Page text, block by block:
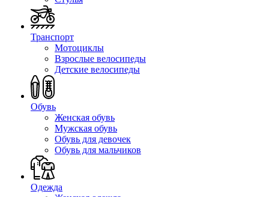
Транспорт
Мотоциклы
Взрослые велосипеды
Детские велосипеды
Обувь
Женская обувь
Мужская обувь
Обувь для девочек
Обувь для мальчиков
Одежда